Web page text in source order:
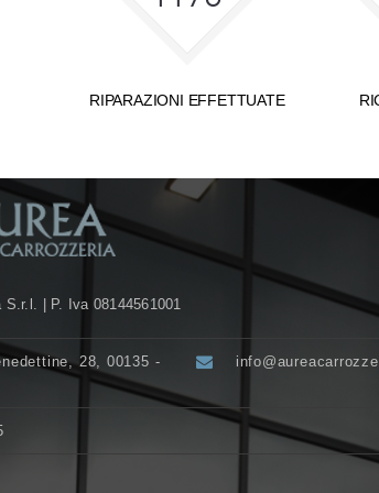
RIPARAZIONI EFFETTUATE
S.r.l. | P. Iva 08144561001
28, 00135 -